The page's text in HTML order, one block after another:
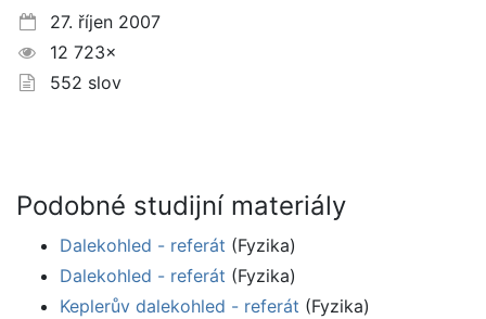
27. říjen 2007
12 723×
552 slov
Podobné studijní materiály
Dalekohled - referát (Fyzika)
Dalekohled - referát (Fyzika)
Keplerův dalekohled - referát (Fyzika)